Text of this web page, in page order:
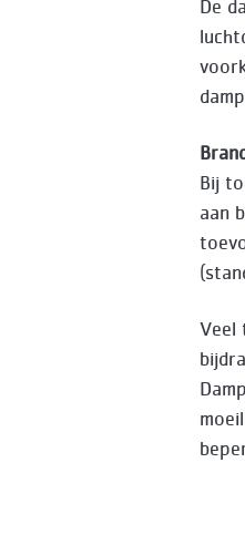
De
Bij
aan
Veel